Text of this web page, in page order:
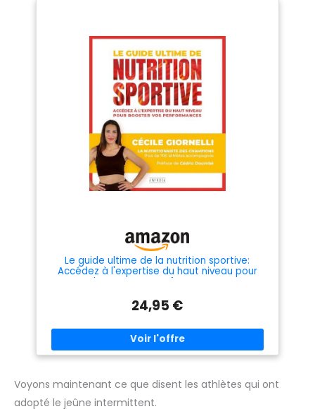
pendant un effort intense et
être pris en plusieurs fois
Gourde à boire pratique et
facile à transporter,
Refermable, Texture de purée
de fruits à la saveur fruits
exotiques, Sans colorant ni
conservateur, Arômes naturels
Contenu : 1 Actifood Exotif
Fruits Isostar, Poids net : 90 g,
Art. No. 199482
Le guide ultime de la nutrition sportive:
Accédez à l'expertise du haut niveau pour
booster vos performances
24,95 €
Voyons maintenant ce que disent les athlètes qui ont
adopté le jeûne intermittent.